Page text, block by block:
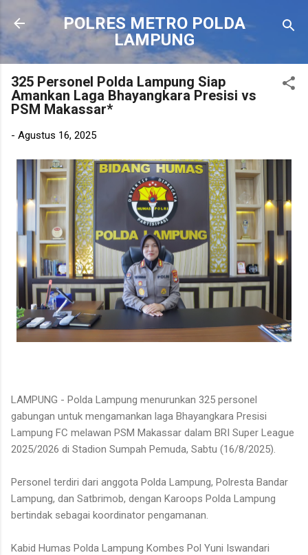
Langsung ke konten utama
POLRES METRO POLDA
LAMPUNG
325 Personel Polda Lampung Siap
Amankan Laga Bhayangkara Presisi vs
PSM Makassar*
- Agustus 16, 2025
LAMPUNG - Polda Lampung menurunkan 325 personel
gabungan untuk mengamankan laga Bhayangkara Presisi
Lampung FC melawan PSM Makassar dalam BRI Super League
2025/2026 di Stadion Sumpah Pemuda, Sabtu (16/8/2025).
Personel terdiri dari anggota Polda Lampung, Polresta Bandar
Lampung, dan Satbrimob, dengan Karoops Polda Lampung
bertindak sebagai koordinator pengamanan.
Kabid Humas Polda Lampung Kombes Pol Yuni Iswandari